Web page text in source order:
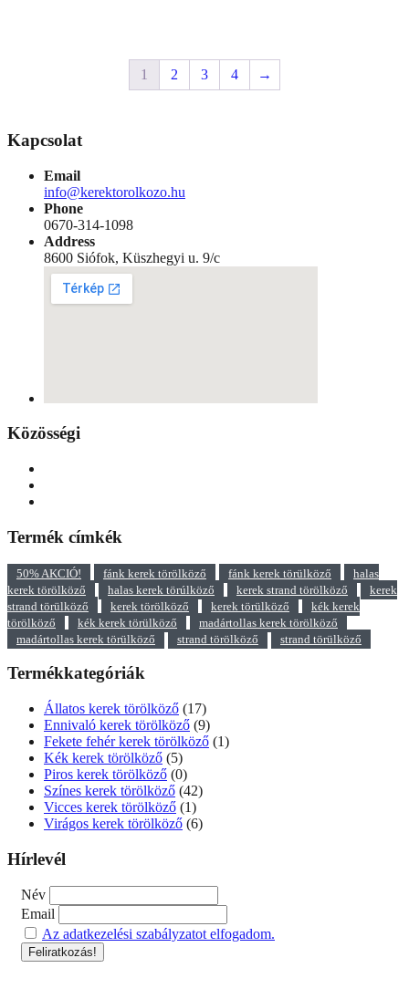
1 2 3 4 →
Kapcsolat
Email
info@kerektorolkozo.hu
Phone
0670-314-1098
Address
8600 Siófok, Küszhegyi u. 9/c
Közösségi
Termék címkék
50% AKCIÓ! fánk kerek törölköző fánk kerek törülköző
halas
kerek törölköző
halas kerek törúlköző kerek strand törölköző
kerek
strand törülköző
kerek törölköző kerek törülköző
kék kerek
törölköző
kék kerek törülköző
madártollas kerek törölköző
madártollas kerek törülköző
strand törölköző strand törülköző
Termékkategóriák
Állatos kerek törölköző (17)
Ennivaló kerek törölköző (9)
Fekete fehér kerek törölköző (1)
Kék kerek törölköző (5)
Piros kerek törölköző (0)
Színes kerek törölköző (42)
Vicces kerek törölköző (1)
Virágos kerek törölköző (6)
Hírlevél
Név
Email
Az adatkezelési szabályzatot elfogadom.